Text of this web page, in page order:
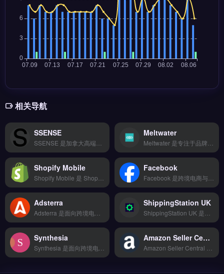
相关导航
SSENSE Meltwater
Shopify Mobile Facebook
Adsterra ShippingStation UK
Synthesia Amazon Seller Central MX